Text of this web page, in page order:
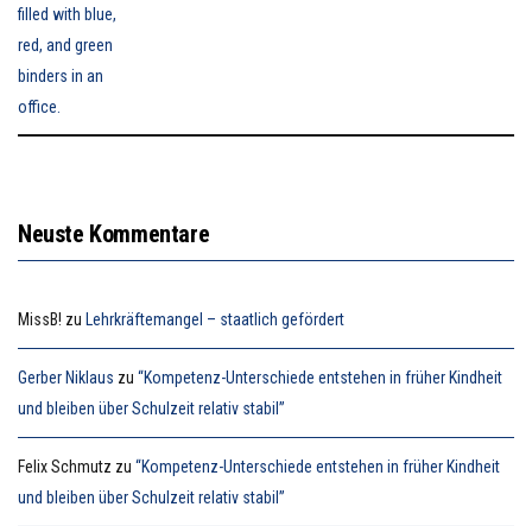
Neuste Kommentare
MissB! zu Lehrkräftemangel – staatlich gefördert
Gerber Niklaus zu “Kompetenz-Unterschiede entstehen in früher Kindheit
und bleiben über Schulzeit relativ stabil”
Felix Schmutz zu “Kompetenz-Unterschiede entstehen in früher Kindheit
und bleiben über Schulzeit relativ stabil”